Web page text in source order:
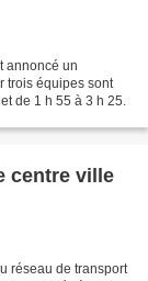
annoncé un
trois équipes sont
de 1 h 55 à 3 h 25.
centre ville
réseau de transport